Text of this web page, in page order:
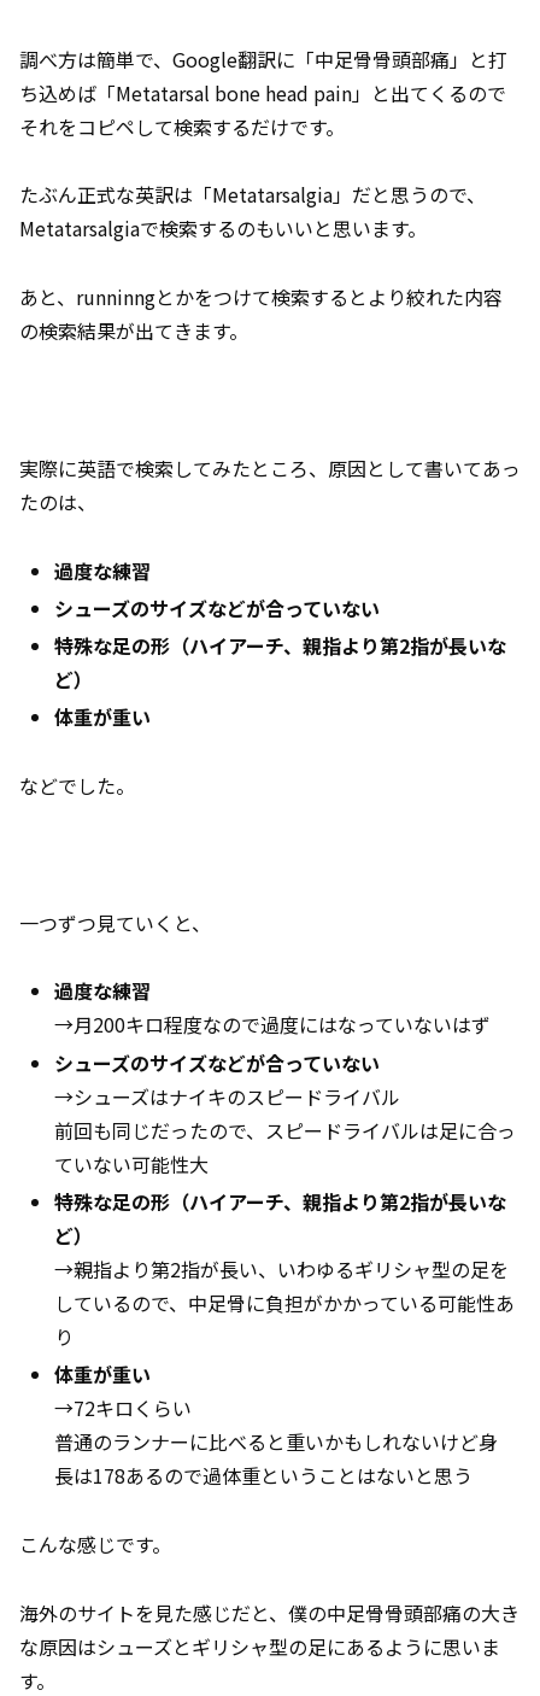
調べ方は簡単で、Google翻訳に「中足骨骨頭部痛」と打
ち込めば「Metatarsal bone head pain」と出てくるので
それをコピペして検索するだけです。
たぶん正式な英訳は「Metatarsalgia」だと思うので、
Metatarsalgiaで検索するのもいいと思います。
あと、runninngとかをつけて検索するとより絞れた内容
の検索結果が出てきます。
実際に英語で検索してみたところ、原因として書いてあっ
たのは、
過度な練習
シューズのサイズなどが合っていない
特殊な足の形（ハイアーチ、親指より第2指が長いな
ど）
体重が重い
などでした。
一つずつ見ていくと、
過度な練習
→月200キロ程度なので過度にはなっていないはず
シューズのサイズなどが合っていない
→シューズはナイキのスピードライバル
前回も同じだったので、スピードライバルは足に合っ
ていない可能性大
特殊な足の形（ハイアーチ、親指より第2指が長いな
ど）
→親指より第2指が長い、いわゆるギリシャ型の足を
しているので、中足骨に負担がかかっている可能性あ
り
体重が重い
→72キロくらい
普通のランナーに比べると重いかもしれないけど身
長は178あるので過体重ということはないと思う
こんな感じです。
海外のサイトを見た感じだと、僕の中足骨骨頭部痛の大き
な原因はシューズとギリシャ型の足にあるように思いま
す。